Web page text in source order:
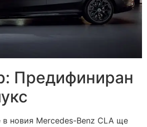
Предифиниран
в новия Mercedes-Benz CLA ще